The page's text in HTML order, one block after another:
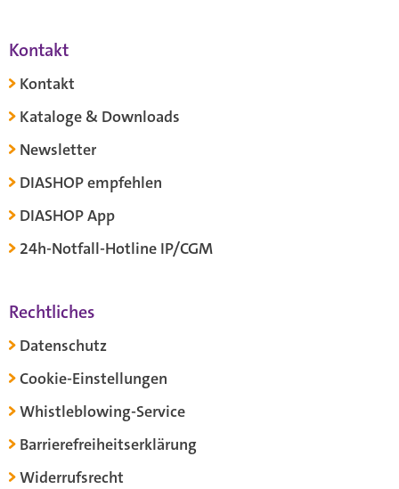
Kontakt
Kontakt
Kataloge & Downloads
Newsletter
DIASHOP empfehlen
DIASHOP App
24h-Notfall-Hotline IP/CGM
Rechtliches
Datenschutz
Cookie-Einstellungen
Whistleblowing-Service
Barrierefreiheitserklärung
Widerrufsrecht